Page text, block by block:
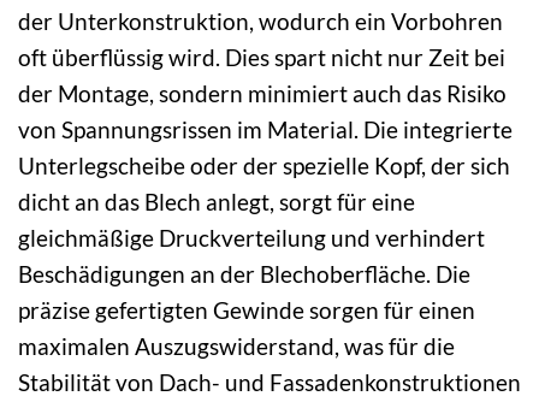
der Unterkonstruktion, wodurch ein Vorbohren
oft überflüssig wird. Dies spart nicht nur Zeit bei
der Montage, sondern minimiert auch das Risiko
von Spannungsrissen im Material. Die integrierte
Unterlegscheibe oder der spezielle Kopf, der sich
dicht an das Blech anlegt, sorgt für eine
gleichmäßige Druckverteilung und verhindert
Beschädigungen an der Blechoberfläche. Die
präzise gefertigten Gewinde sorgen für einen
maximalen Auszugswiderstand, was für die
Stabilität von Dach- und Fassadenkonstruktionen